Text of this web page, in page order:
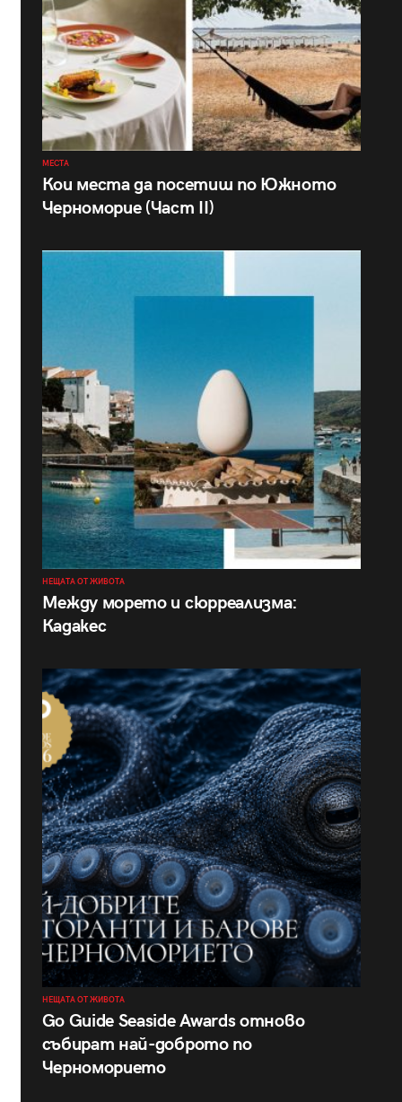
МЕСТА
Кои места да посетиш по Южното
Черноморие (Част II)
НЕЩАТА ОТ ЖИВОТА
Между морето и сюрреализма:
Кадакес
НЕЩАТА ОТ ЖИВОТА
Go Guide Seaside Awards отново
събират най-доброто по
Черноморието